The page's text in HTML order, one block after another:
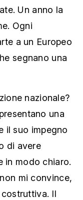
Un anno la
Ogni
a un Europeo
segnano una
nazionale?
una
il suo impegno
di avere
in modo chiaro.
mi convince,
Il